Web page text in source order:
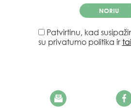
NORIU
Patvirtinu, kad
su privatumo politika ir